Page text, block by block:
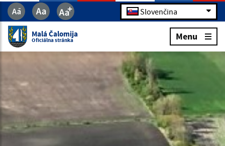
Slovenčina
Malá Čalomija
Oficiálna stránka Menu